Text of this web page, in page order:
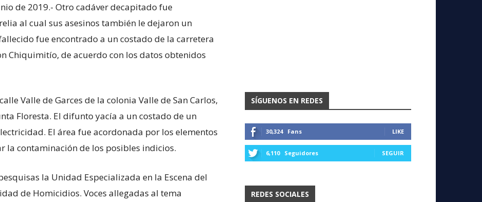
de 2019.- Otro cadáver decapitado fue
al cual sus asesinos también le dejaron un
fue encontrado a un costado de la carretera
Chiquimitío, de acuerdo con los datos obtenidos
Valle de Garces de la colonia Valle de San Carlos,
Floresta. El difunto yacía a un costado de un
El área fue acordonada por los elementos
la contaminación de los posibles indicios.
la Unidad Especializada en la Escena del
de Homicidios. Voces allegadas al tema
SÍGUENOS EN REDES
30,324 Fans LIKE
6,110 Seguidores SEGUIR
REDES SOCIALES